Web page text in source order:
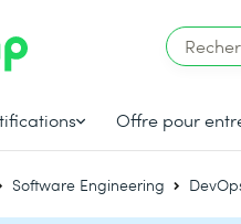
Offre pour
Software Engineering